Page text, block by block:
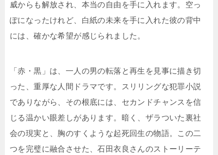
威からも解放され、本当の自由を手に入れます。空っ
ぽになったけれど、白紙の未来を手に入れた彼の背中
には、確かな希望が感じられました。
「赤・黒」は、一人の男の転落と再生を見事に描き切
った、重厚な人間ドラマです。スリリングな犯罪小説
でありながら、その根底には、セカンドチャンスを信
じる温かい眼差しがあります。暗く、ザラついた裏社
会の現実と、胸のすくような起死回生の物語。この二
つを完璧に融合させた、石田衣良さんのストーリーテ